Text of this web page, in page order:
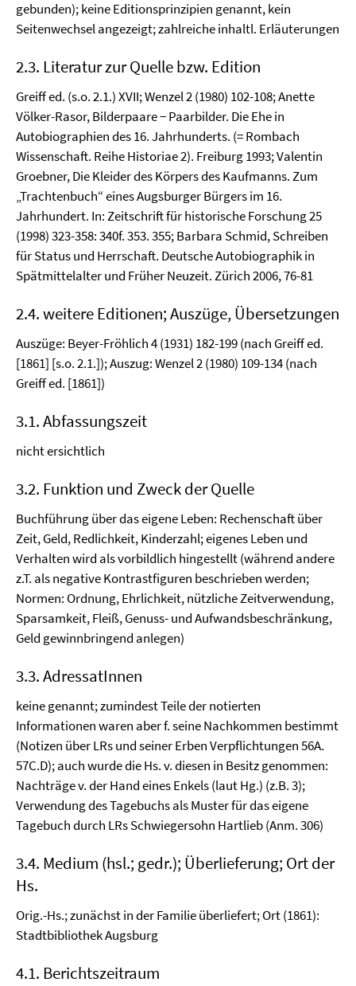
gebunden); keine Editionsprinzipien genannt, kein
Seitenwechsel angezeigt; zahlreiche inhaltl. Erläuterungen
2.3. Literatur zur Quelle bzw. Edition
Greiff ed. (s.o. 2.1.) XVII; Wenzel 2 (1980) 102-108; Anette
Völker-Rasor, Bilderpaare − Paarbilder. Die Ehe in
Autobiographien des 16. Jahrhunderts. (= Rombach
Wissenschaft. Reihe Historiae 2). Freiburg 1993; Valentin
Groebner, Die Kleider des Körpers des Kaufmanns. Zum
„Trachtenbuch“ eines Augsburger Bürgers im 16.
Jahrhundert. In: Zeitschrift für historische Forschung 25
(1998) 323-358: 340f. 353. 355; Barbara Schmid, Schreiben
für Status und Herrschaft. Deutsche Autobiographik in
Spätmittelalter und Früher Neuzeit. Zürich 2006, 76-81
2.4. weitere Editionen; Auszüge, Übersetzungen
Auszüge: Beyer-Fröhlich 4 (1931) 182-199 (nach Greiff ed.
[1861] [s.o. 2.1.]); Auszug: Wenzel 2 (1980) 109-134 (nach
Greiff ed. [1861])
3.1. Abfassungszeit
nicht ersichtlich
3.2. Funktion und Zweck der Quelle
Buchführung über das eigene Leben: Rechenschaft über
Zeit, Geld, Redlichkeit, Kinderzahl; eigenes Leben und
Verhalten wird als vorbildlich hingestellt (während andere
z.T. als negative Kontrastfiguren beschrieben werden;
Normen: Ordnung, Ehrlichkeit, nützliche Zeitverwendung,
Sparsamkeit, Fleiß, Genuss- und Aufwandsbeschränkung,
Geld gewinnbringend anlegen)
3.3. AdressatInnen
keine genannt; zumindest Teile der notierten
Informationen waren aber f. seine Nachkommen bestimmt
(Notizen über LRs und seiner Erben Verpflichtungen 56A.
57C.D); auch wurde die Hs. v. diesen in Besitz genommen:
Nachträge v. der Hand eines Enkels (laut Hg.) (z.B. 3);
Verwendung des Tagebuchs als Muster für das eigene
Tagebuch durch LRs Schwiegersohn Hartlieb (Anm. 306)
3.4. Medium (hsl.; gedr.); Überlieferung; Ort der
Hs.
Orig.-Hs.; zunächst in der Familie überliefert; Ort (1861):
Stadtbibliothek Augsburg
4.1. Berichtszeitraum